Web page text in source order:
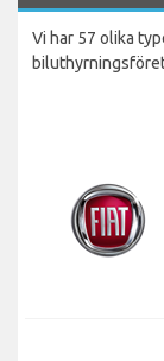
Vi har 57 olika